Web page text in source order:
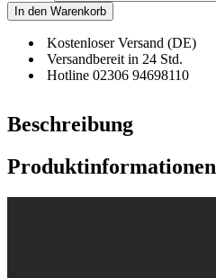
In den Warenkorb
Kostenloser Versand (DE)
Versandbereit in 24 Std.
Hotline 02306 94698110
Beschreibung
Produktinformationen